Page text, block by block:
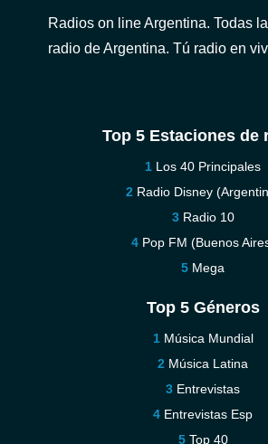
Radios on line Argentina. Todas
radio de Argentina. Tú radio en
Top 5 Estaciones de
Los 40 Principales
Radio Disney
Radio 10
Pop FM (Buenos
Mega
Top 5 Géneros
Música Mundial
Música Latina
Entrevistas
Entrevistas Esp
Top 40